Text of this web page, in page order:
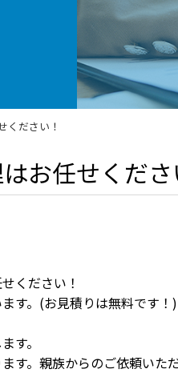
ください！
お任せくださ
ください！
す。(お見積りは無料です！)
す。
す。親族からのご依頼いた